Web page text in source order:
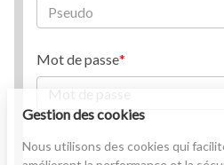
Mot de passe
Gestion des cookies
Nous utilisons des cookies qui